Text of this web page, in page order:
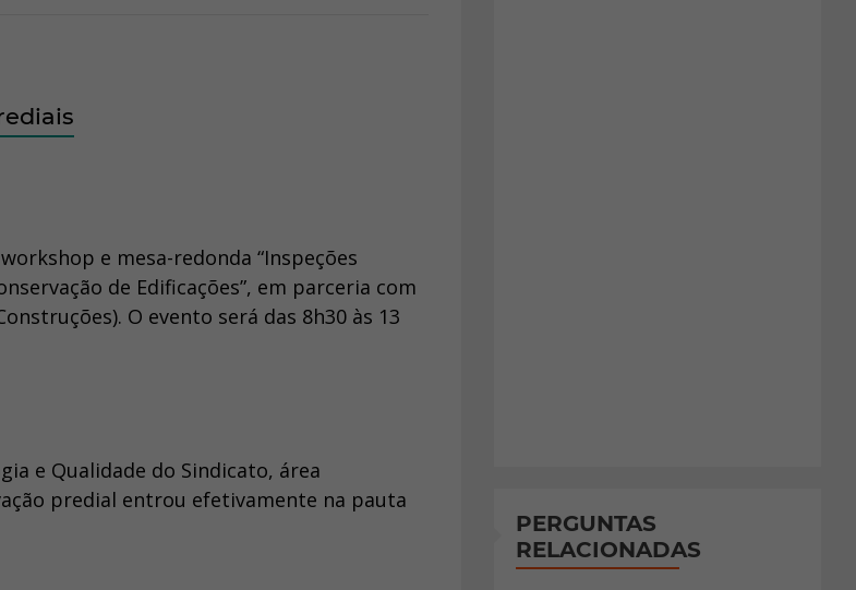
e mesa-redonda “Inspeções
de Edificações”, em parceria com
O evento será das 8h30 às 13
e Qualidade do Sindicato, área
predial entrou efetivamente na pauta
PERGUNTAS
RELACIONADAS